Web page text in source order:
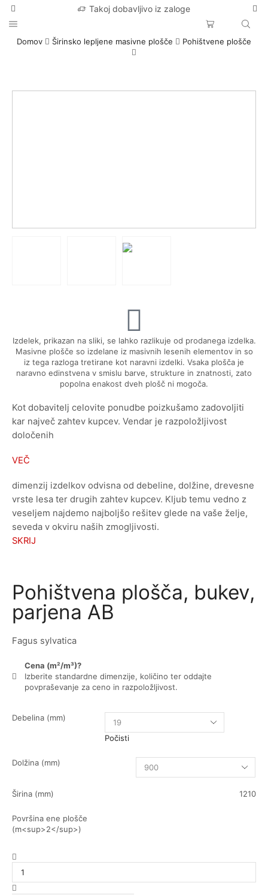
Takoj dobavljivo iz zaloge
Domov Širinsko lepljene masivne plošče Pohištvene plošče
Izdelek, prikazan na sliki, se lahko razlikuje od prodanega izdelka.
Masivne plošče so izdelane iz masivnih lesenih elementov in so
iz tega razloga tretirane kot naravni izdelki. Vsaka plošča je
naravno edinstvena v smislu barve, strukture in znatnosti, zato
popolna enakost dveh plošč ni mogoča.
Kot dobavitelj celovite ponudbe poizkušamo zadovoljiti
kar največ zahtev kupcev. Vendar je razpoložljivost
določenih
VEČ
dimenzij izdelkov odvisna od debeline, dolžine, drevesne
vrste lesa ter drugih zahtev kupcev. Kljub temu vedno z
veseljem najdemo najboljšo rešitev glede na vaše želje,
seveda v okviru naših zmogljivosti.
SKRIJ
Pohištvena plošča, bukev,
parjena AB
Fagus sylvatica
Cena (m²/m³)?
Izberite standardne dimenzije, količino ter oddajte
povpraševanje za ceno in razpoložljivost.
Debelina (mm)
Počisti
Dolžina (mm)
Širina (mm) 1210
Površina ene plošče
(m<sup>2</sup>)